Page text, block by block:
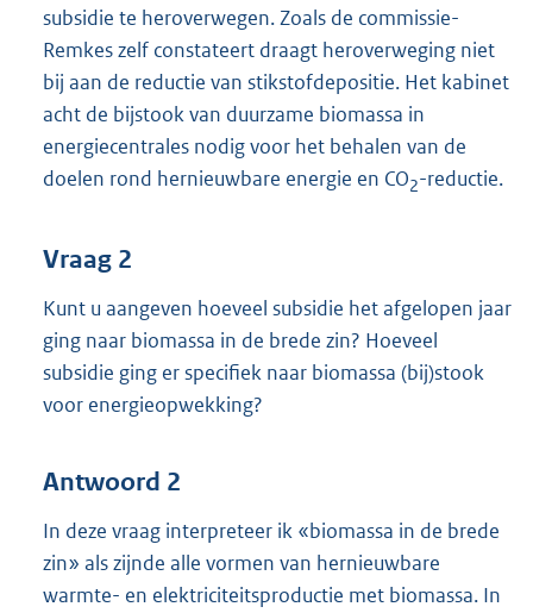
subsidie te heroverwegen. Zoals de commissie-
Remkes zelf constateert draagt heroverweging niet
bij aan de reductie van stikstofdepositie. Het kabinet
acht de bijstook van duurzame biomassa in
energiecentrales nodig voor het behalen van de
doelen rond hernieuwbare energie en CO2-reductie.
Vraag 2
Kunt u aangeven hoeveel subsidie het afgelopen jaar
ging naar biomassa in de brede zin? Hoeveel
subsidie ging er specifiek naar biomassa (bij)stook
voor energieopwekking?
Antwoord 2
In deze vraag interpreteer ik «biomassa in de brede
zin» als zijnde alle vormen van hernieuwbare
warmte- en elektriciteitsproductie met biomassa. In